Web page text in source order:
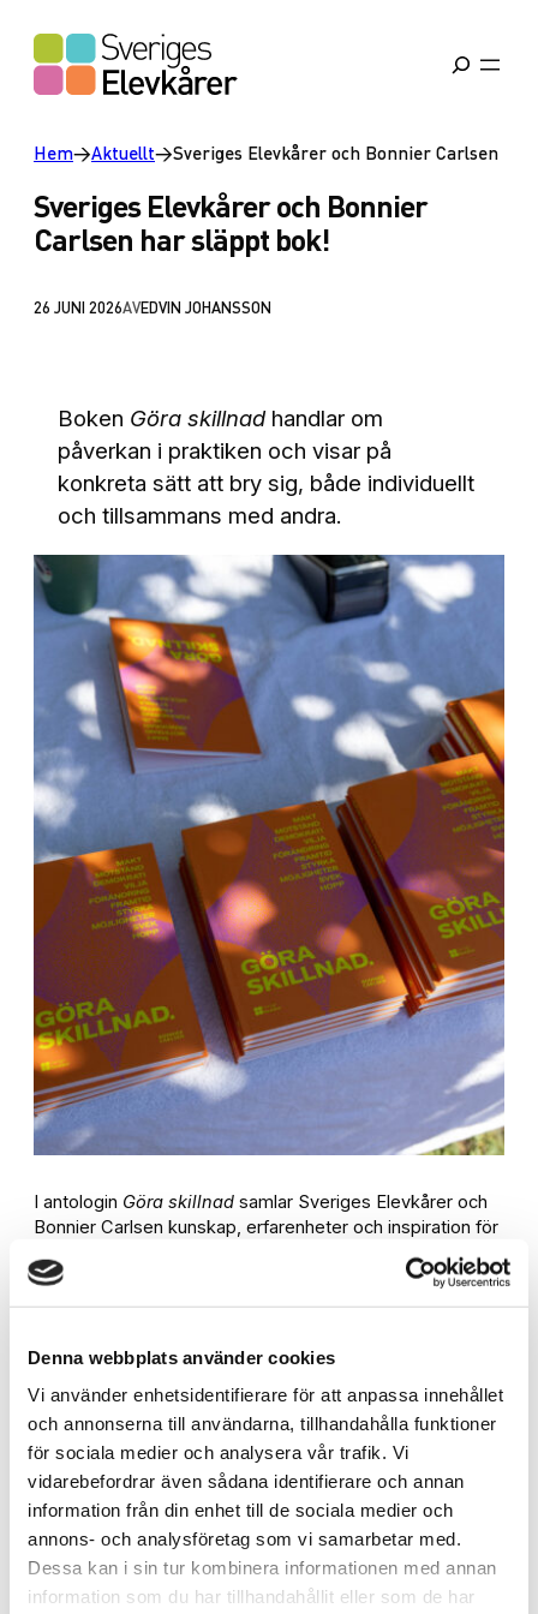
Denna webbplats använder cookies
Vi använder enhetsidentifierare för att anpassa innehållet
och annonserna till användarna, tillhandahålla funktioner
för sociala medier och analysera vår trafik. Vi
vidarebefordrar även sådana identifierare och annan
information från din enhet till de sociala medier och
annons- och analysföretag som vi samarbetar med.
Dessa kan i sin tur kombinera informationen med annan
information som du har tillhandahållit eller som de har
Hem→Aktuellt→Sveriges Elevkårer och Bonnier Carlsen
Sveriges Elevkårer och Bonnier
Carlsen har släppt bok!
26 JUNI 2026AVEDVIN JOHANSSON
Boken Göra skillnadhandlar om
påverkan i praktiken och visar på
konkreta sätt att bry sig, både individuellt
och tillsammans med andra.
I antologin Göra skillnad samlar Sveriges Elevkårer och
Bonnier Carlsen kunskap, erfarenheter och inspiration för
unga som vill engagera sig och ta plats i samhället. Boken
blandar personliga texter om engagemang och
verktyg för påverkan med poesi och inslag från
kan påverka samhällsutvecklingen
men ibland ser det som en
övermäktig uppgift. MedGöra
skillnad vill vi visa att engagemang
faktiskt spelar roll och ge unga de
verktyg som behövs.”